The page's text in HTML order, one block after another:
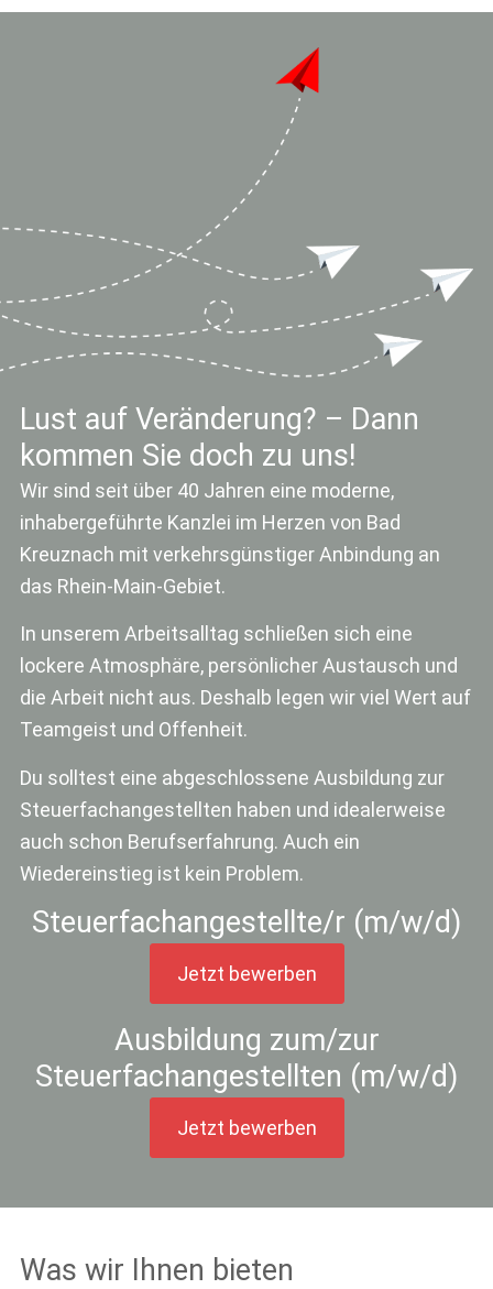
Lust auf Veränderung? – Dann
kommen Sie doch zu uns!
Wir sind seit über 40 Jahren eine moderne,
inhabergeführte Kanzlei im Herzen von Bad
Kreuznach mit verkehrsgünstiger Anbindung an
das Rhein-Main-Gebiet.
In unserem Arbeitsalltag schließen sich eine
lockere Atmosphäre, persönlicher Austausch und
die Arbeit nicht aus. Deshalb legen wir viel Wert auf
Teamgeist und Offenheit.
Du solltest eine abgeschlossene Ausbildung zur
Steuerfachangestellten haben und idealerweise
auch schon Berufserfahrung. Auch ein
Wiedereinstieg ist kein Problem.
Steuerfachangestellte/r (m/w/d)
Jetzt bewerben
Ausbildung zum/zur
Steuerfachangestellten (m/w/d)
Jetzt bewerben
Was wir Ihnen bieten